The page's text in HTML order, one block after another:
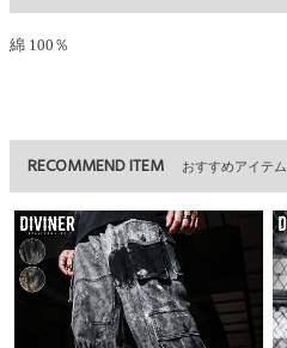
綿 100％
RECOMMEND ITEM おすすめアイテム